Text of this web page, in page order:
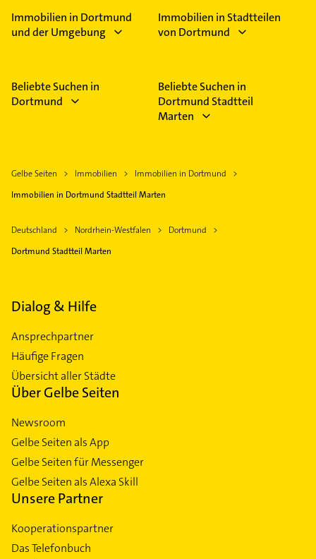
Immobilien in Dortmund
und der Umgebung
Immobilien in Stadtteilen
von Dortmund
Beliebte Suchen in
Dortmund
Beliebte Suchen in
Dortmund Stadtteil
Marten
Gelbe Seiten Immobilien
Immobilien in Dortmund
Immobilien in Dortmund Stadtteil Marten
Deutschland Nordrhein-Westfalen
Dortmund
Dortmund Stadtteil Marten
Dialog & Hilfe
Ansprechpartner
Häufige Fragen
Übersicht aller Städte
Über Gelbe Seiten
Newsroom
Gelbe Seiten als App
Gelbe Seiten für Messenger
Gelbe Seiten als Alexa Skill
Unsere Partner
Kooperationspartner
Das Telefonbuch